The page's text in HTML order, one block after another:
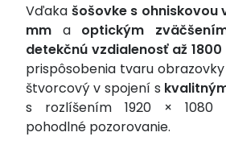
Vďaka šošovke s ohniskovou
mm a optickým
detekčnú vzdialenosť až
prispôsobenia tvaru
štvorcový v spojení s
s rozlíšením 1920 × 1080
pohodlné pozorovanie.